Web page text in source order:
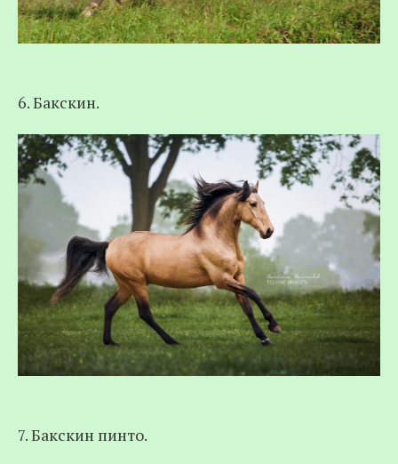
6. Бакскин.
7. Бакскин пинто.